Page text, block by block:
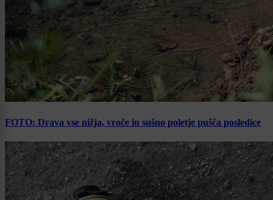
FOTO: Drava vse nižja, vroče in sušno poletje pušča posledice